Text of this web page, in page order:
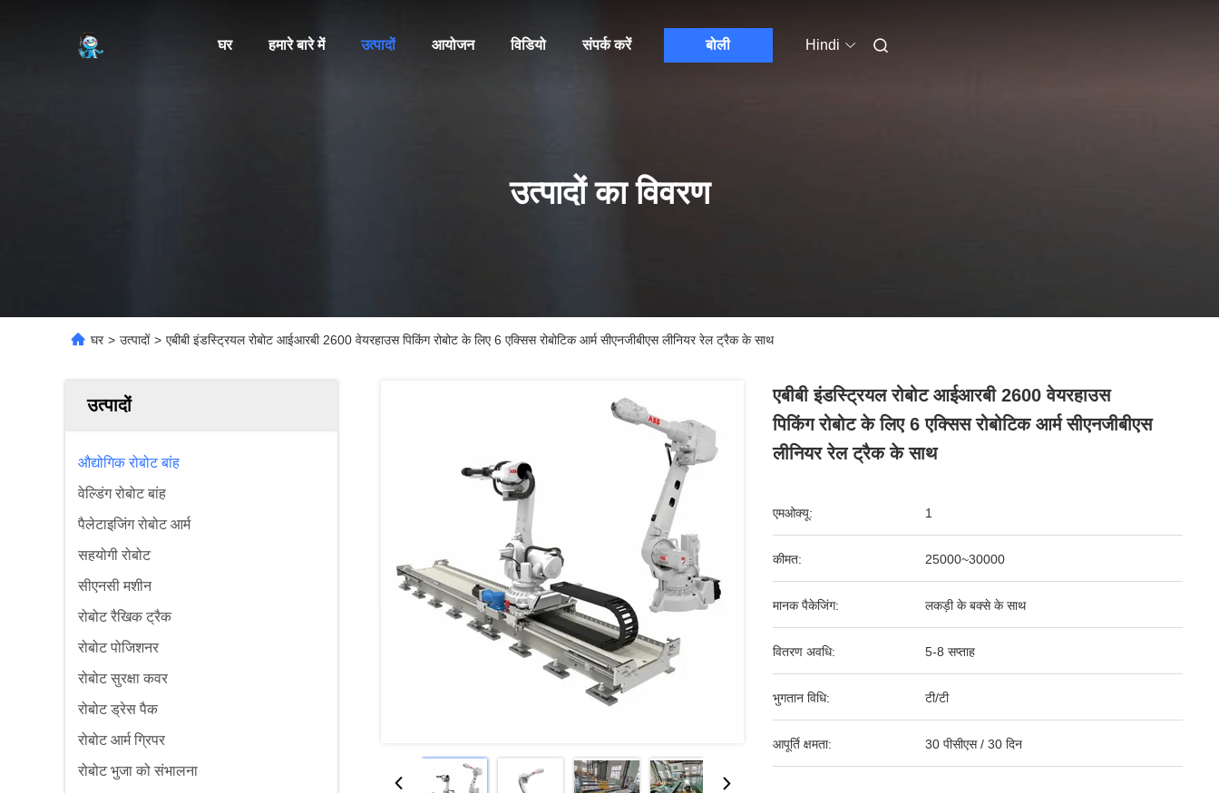
घर हमारे बारे में उत्पादों आयोजन विडियो संपर्क करें बोली Hindi
उत्पादों का विवरण
घर > उत्पादों > एबीबी इंडस्ट्रियल रोबोट आईआरबी 2600 वेयरहाउस पिकिंग रोबोट के लिए 6 एक्सिस रोबोटिक आर्म सीएनजीबीएस लीनियर रेल ट्रैक के साथ
उत्पादों
औद्योगिक रोबोट बांह
वेल्डिंग रोबोट बांह
पैलेटाइजिंग रोबोट आर्म
सहयोगी रोबोट
सीएनसी मशीन
रोबोट रैखिक ट्रैक
रोबोट पोजिशनर
रोबोट सुरक्षा कवर
रोबोट ड्रेस पैक
रोबोट आर्म ग्रिपर
रोबोट भुजा को संभालना
एबीबी इंडस्ट्रियल रोबोट आईआरबी 2600 वेयरहाउस
पिकिंग रोबोट के लिए 6 एक्सिस रोबोटिक आर्म सीएनजीबीएस
लीनियर रेल ट्रैक के साथ
एमओक्यू: 1
कीमत: 25000~30000
मानक पैकेजिंग: लकड़ी के बक्से के साथ
वितरण अवधि: 5-8 सप्ताह
भुगतान विधि: टी/टी
आपूर्ति क्षमता: 30 पीसीएस / 30 दिन